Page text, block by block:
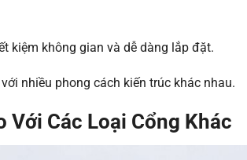
kiệm không gian và dễ dàng lắp đặt.
nhiều phong cách kiến trúc khác nhau.
Với Các Loại Cổng Khác